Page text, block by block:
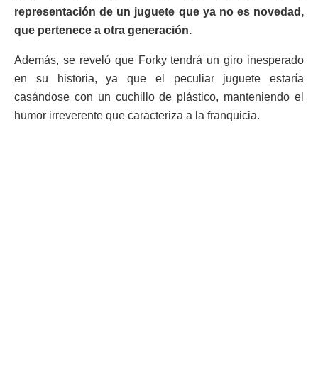
representación de un juguete que ya no es novedad,
que pertenece a otra generación.
Además, se reveló que Forky tendrá un giro inesperado
en su historia, ya que el peculiar juguete estaría
casándose con un cuchillo de plástico, manteniendo el
humor irreverente que caracteriza a la franquicia.